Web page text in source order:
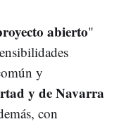
abierto"
y
y de Navarra
con